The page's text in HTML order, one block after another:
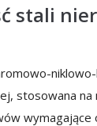
stali
stosowana na
wymagające